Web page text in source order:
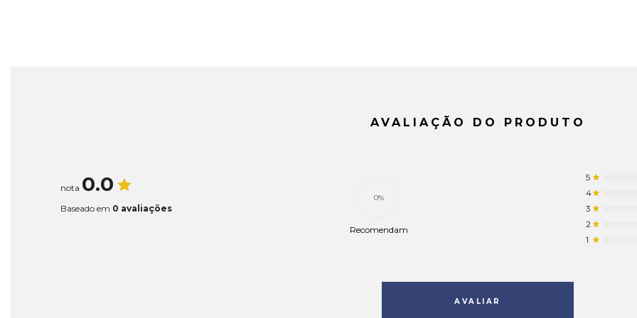
AVALIAÇÃO DO PRODUTO
nota 0.0
Baseado em 0 avaliações
0%
Recomendam
5
4
3
2
1
AVALIAR